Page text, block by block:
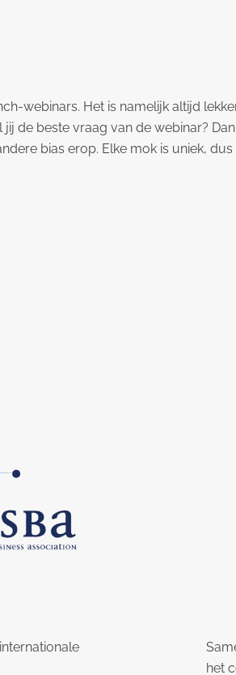
webinars. Het is namelijk altijd
de beste vraag van de webinar?
bias erop. Elke mok is uniek,
het